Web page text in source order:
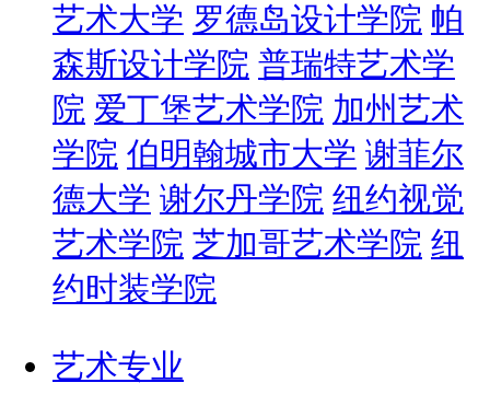
艺术大学 罗德岛设计学院 帕
森斯设计学院 普瑞特艺术学
院 爱丁堡艺术学院 加州艺术
学院 伯明翰城市大学 谢菲尔
德大学 谢尔丹学院 纽约视觉
艺术学院 芝加哥艺术学院 纽
约时装学院
艺术专业